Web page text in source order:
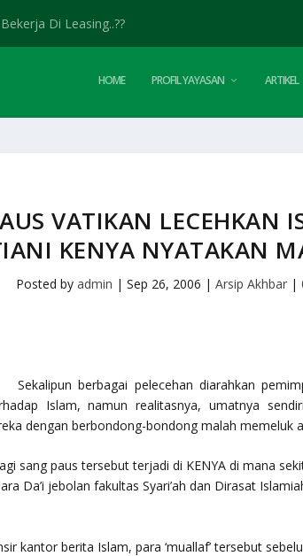
Di Leasing..??
HOME PROFIL YAYASAN ARTIKEL
VATIKAN LECEHKAN
KENYA NYATAKAN
Posted by admin | Sep 26, 2006 | Arsip Akhbar|
Sekalipun berbagai pelecehan diarahkan
Islam, namun realitasnya, umatnya
dengan berbondong-bondong malah memeluk
sang paus tersebut terjadi di KENYA di mana
Da’i jebolan fakultas Syari’ah dan Dirasat
kantor berita Islam, para ‘muallaf’ tersebut